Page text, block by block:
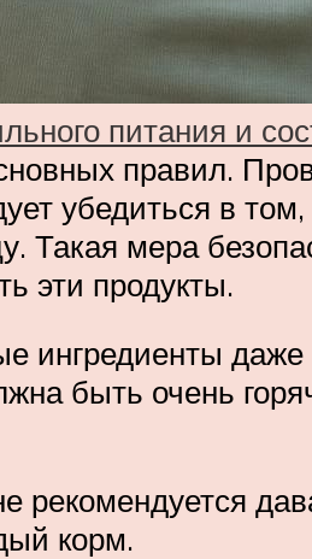
питания и
правил.
убедиться в
Такая мера
эти продукты.
ингредиенты
быть очень
рекомендуется
корм.